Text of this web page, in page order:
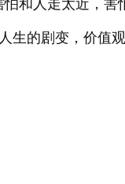
生的剧变，价值